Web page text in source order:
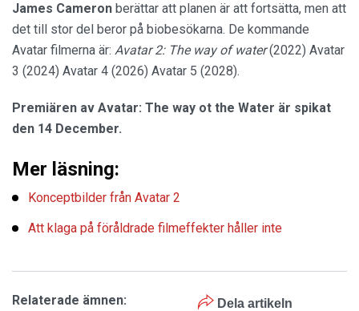
James Cameron berättar att planen är att fortsätta, men att
det till stor del beror på biobesökarna. De kommande
Avatar filmerna är: Avatar 2: The way of water(2022) Avatar
3 (2024) Avatar 4 (2026) Avatar 5 (2028).
Premiären av Avatar: The way ot the Water är spikat
den 14 December.
Mer läsning:
Konceptbilder från Avatar 2
Att klaga på föråldrade filmeffekter håller inte
Dela artikeln
Relaterade ämnen: